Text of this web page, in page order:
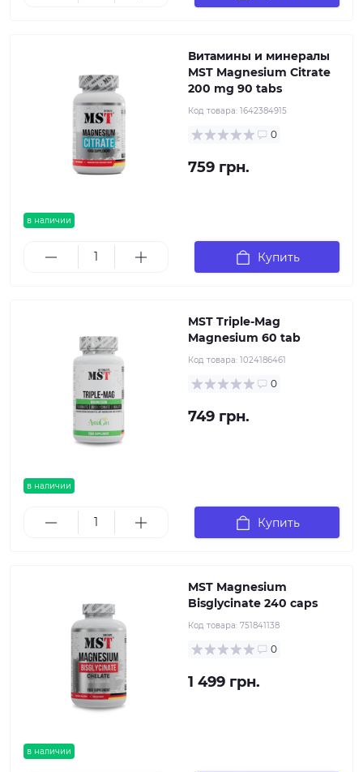
в наличии
Витамины и минералы
MST Magnesium Citrate
200 mg 90 tabs
Код товара: 1642384915
0
759 грн.
Купить
в наличии
MST Triple-Mag
Magnesium 60 tab
Код товара: 1024186461
0
749 грн.
Купить
в наличии
MST Magnesium
Bisglycinate 240 caps
Код товара: 751841138
0
1 499 грн.